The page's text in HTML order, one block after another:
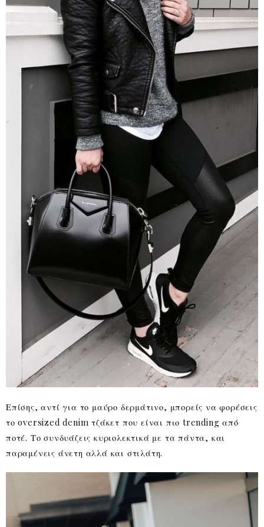
Επίσης, αντί για το μαύρο δερμάτινο, μπορείς να φορέσεις
το oversized denim τζάκετ που είναι πιο trending από
ποτέ. Το συνδυάζεις κυριολεκτικά με τα πάντα, και
παραμένεις άνετη αλλά και στιλάτη.